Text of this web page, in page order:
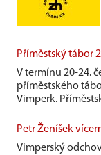
Příměstský tábor
V termínu 20-24.
příměstského
Vimperk.
Petr Ženíšek
Vimperský